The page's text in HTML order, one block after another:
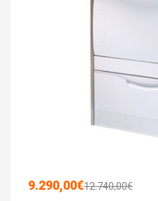
12.740,00€
9.290,00€